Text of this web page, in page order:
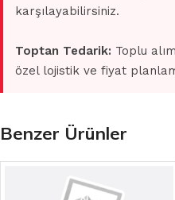
karşılayabilirsiniz.
Toptan Tedarik: Toplu
özel lojistik ve fiyat
Benzer Ürünler